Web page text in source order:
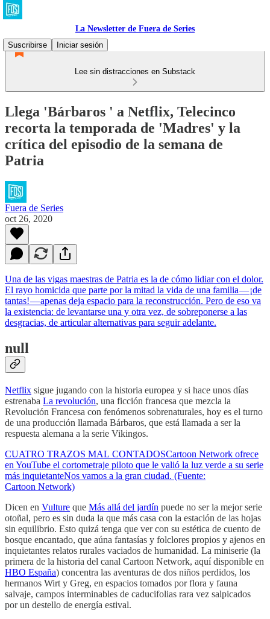
La Newsletter de Fuera de Series
Suscribirse
Iniciar sesión
Lee sin distracciones en Substack
Llega 'Bárbaros ' a Netflix, Telecinco
recorta la temporada de 'Madres' y la
crítica del episodio de la semana de
Patria
Fuera de Series
oct 26, 2020
Una de las vigas maestras de Patria es la de cómo lidiar con el dolor.
El rayo homicida que parte por la mitad la vida de una familia — ¡de
tantas! — apenas deja espacio para la reconstrucción. Pero de eso va
la existencia: de levantarse una y otra vez, de sobreponerse a las
desgracias, de articular alternativas para seguir adelante.
null
Netflix sigue jugando con la historia europea y si hace unos días
estrenaba La revolución, una ficción francesa que mezcla la
Revolución Francesa con fenómenos sobrenaturales, hoy es el turno
de una producción llamada Bárbaros, que está llamada a ser la
respuesta alemana a la serie Vikingos.
CUATRO TRAZOS MAL CONTADOSCartoon Network ofrece
en YouTube el cortometraje piloto que le valió la luz verde a su serie
más inquietanteNos vamos a la gran ciudad. (Fuente:
Cartoon Network)
Dicen en Vulture que Más allá del jardín puede no ser la mejor serie
otoñal, pero es sin duda la que más casa con la estación de las hojas
sin equilibrio. Esto quizá tenga que ver con su estética de cuento de
bosque encantado, que aúna fantasías y folclores propios y ajenos en
inquietantes relatos rurales vaciados de humanidad. La miniserie (la
primera de la historia del canal Cartoon Network, aquí disponible en
HBO España) concentra las aventuras de dos niños perdidos, los
hermanos Wirt y Greg, en espacios tomados por flora y fauna
salvaje, campos interminables de caducifolias rara vez salpicados
por un destello de energía estival.